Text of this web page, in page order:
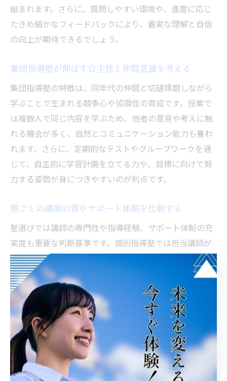
組まれます。さらに、質問しやすい環境や、進度に応じ
たきめ細かなフィードバックにより、着実な理解と自信
の向上が期待できるでしょう。
集団指導塾が伸ばす自主性と仲間意識を考える
集団指導塾の特徴は、同年代の仲間と切磋琢磨しながら
学ぶことで生まれる競争心や協調性の育成です。授業で
は複数人で同じ内容を学ぶため、他者の意見や考えに触
れる機会が多く、自然とコミュニケーション能力も養わ
れます。さらに、定期的なテストやグループワークを通
じて、自主的に学習計画を立てる力や、目標に向けて努
力する姿勢が身につきやすいのが利点です。
塾ごとの講師の質やサポート体制を比較する
塾選びでは講師の専門性や指導経験、サポート体制の充
実度も重要な判断基準です。個別指導塾では担当講師が
生徒の進捗を細かく把握し、個別面談や定期的なフィー
ドバックを実施します。集団指導塾は、複数の生徒をま
とめる指導力や、全体のレベルに合わせた授業運営が求
められます。選ぶ際は、体験授業や説明会で講師との相
性やサポート内容を確かめることが大切です。
塾選びで参考にしたい保護者の体験談と意見
塾選びの際には、実際に利用した保護者の声が大きな参